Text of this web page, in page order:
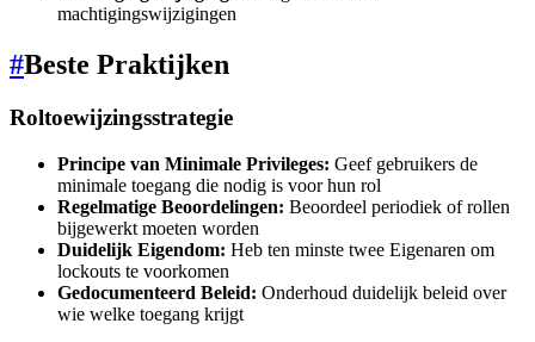
machtigingswijzigingen
#Beste Praktijken
Roltoewijzingsstrategie
Principe van Minimale Privileges: Geef gebruikers de
minimale toegang die nodig is voor hun rol
Regelmatige Beoordelingen: Beoordeel periodiek of rollen
bijgewerkt moeten worden
Duidelijk Eigendom: Heb ten minste twee Eigenaren om
lockouts te voorkomen
Gedocumenteerd Beleid: Onderhoud duidelijk beleid over
wie welke toegang krijgt